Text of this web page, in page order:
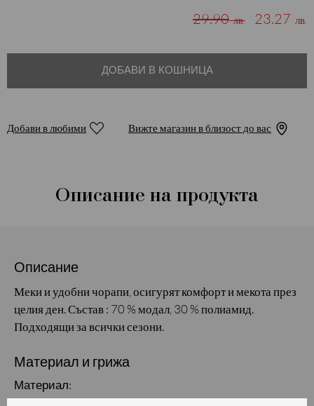
29.90лв. 23.27 лв.
ДОБАВИ В КОШНИЦА
Добави в любими Вижте магазин в близост до вас
Описание на продукта
Описание
Меки и удобни чорапи, осигурят комфорт и мекота през
целия ден. Състав : 70 % модал, 30 % полиамид.
Подходящи за всички сезони.
Материал и грижа
Материал: